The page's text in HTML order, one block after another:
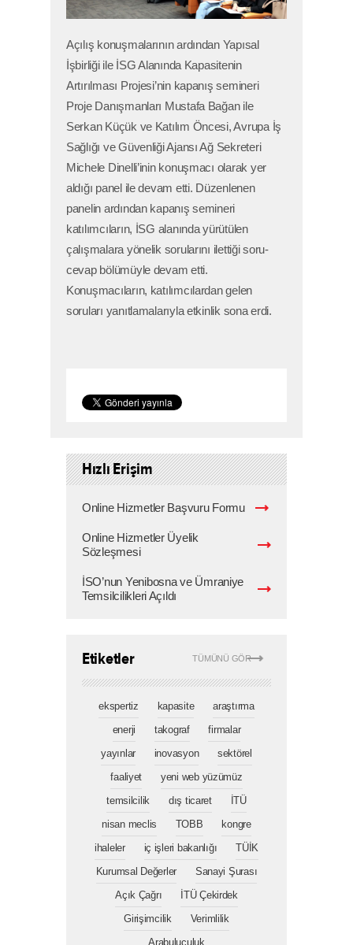
Açılış konuşmalarının ardından Yapısal
İşbirliği ile İSG Alanında Kapasitenin
Artırılması Projesi’nin kapanış semineri
Proje Danışmanları Mustafa Bağan ile
Serkan Küçük ve Katılım Öncesi, Avrupa İş
Sağlığı ve Güvenliği Ajansı Ağ Sekreteri
Michele Dinelli’inin konuşmacı olarak yer
aldığı panel ile devam etti. Düzenlenen
panelin ardından kapanış semineri
katılımcıların, İSG alanında yürütülen
çalışmalara yönelik sorularını ilettiği soru-
cevap bölümüyle devam etti.
Konuşmacıların, katılımcılardan gelen
soruları yanıtlamalarıyla etkinlik sona erdi.
Hızlı Erişim
Online Hizmetler Başvuru Formu
Online Hizmetler Üyelik
Sözleşmesi
İSO’nun Yenibosna ve Ümraniye
Temsilcilikleri Açıldı
TÜMÜNÜ GÖR
Etiketler
ekspertiz kapasite
araştırma
enerji
takograf
firmalar
yayınlar
inovasyon
sektörel
faaliyet
yeni web yüzümüz
temsilcilik
dış ticaret
İTÜ
nisan meclis
TOBB
kongre
ihaleler
iç işleri bakanlığı
TÜİK
Kurumsal Değerler
Sanayi Şurası
Açık Çağrı
İTÜ Çekirdek
Girişimcilik
Verimlilik
Arabuluculuk
KVKK Bilgilendirme
Normal versiyona geçmek için tıklayınız